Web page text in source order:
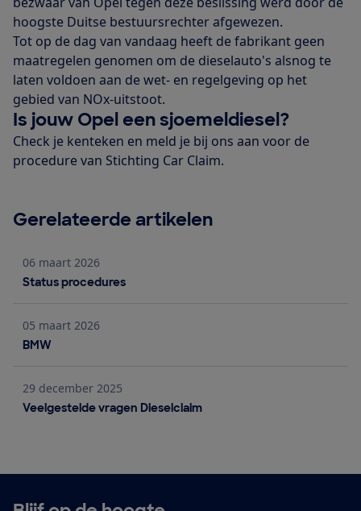
hoogste Duitse bestuursrechter afgewezen.
Tot op de dag van vandaag heeft de fabrikant geen
maatregelen genomen om de dieselauto's alsnog te
laten voldoen aan de wet- en regelgeving op het
gebied van NOx-uitstoot.
Is jouw Opel een sjoemeldiesel?
Check je kenteken en meld je bij ons aan voor de
procedure van Stichting Car Claim.
Gerelateerde artikelen
Status procedures
06 maart 2026
Status procedures
BMW
05 maart 2026
BMW
Veelgestelde vragen Dieselclaim
29 december 2025
Veelgestelde vragen Dieselclaim